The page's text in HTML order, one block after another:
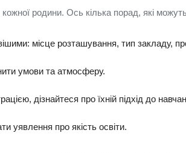
родини. Ось кілька порад, які
місце розташування, тип закладу,
умови та атмосферу.
дізнайтеся про їхній підхід до
уявлення про якість освіти.